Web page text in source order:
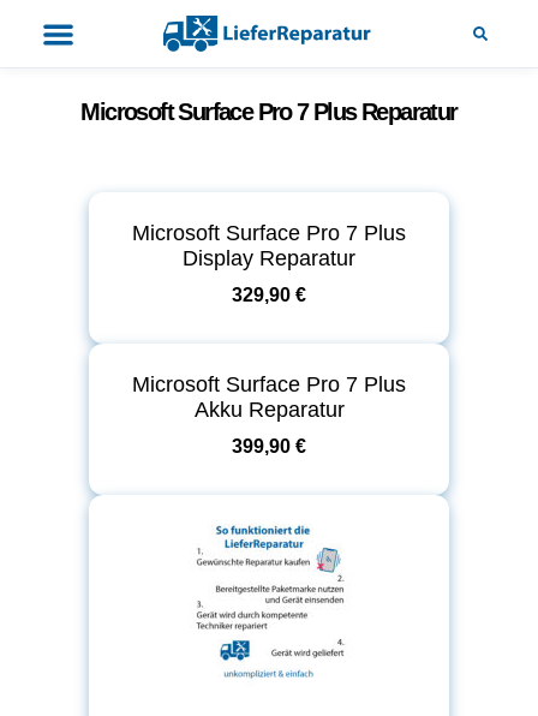
Microsoft Surface Pro 7 Plus Reparatur
Microsoft Surface Pro 7 Plus
Display Reparatur
329,90 €
Microsoft Surface Pro 7 Plus
Akku Reparatur
399,90 €